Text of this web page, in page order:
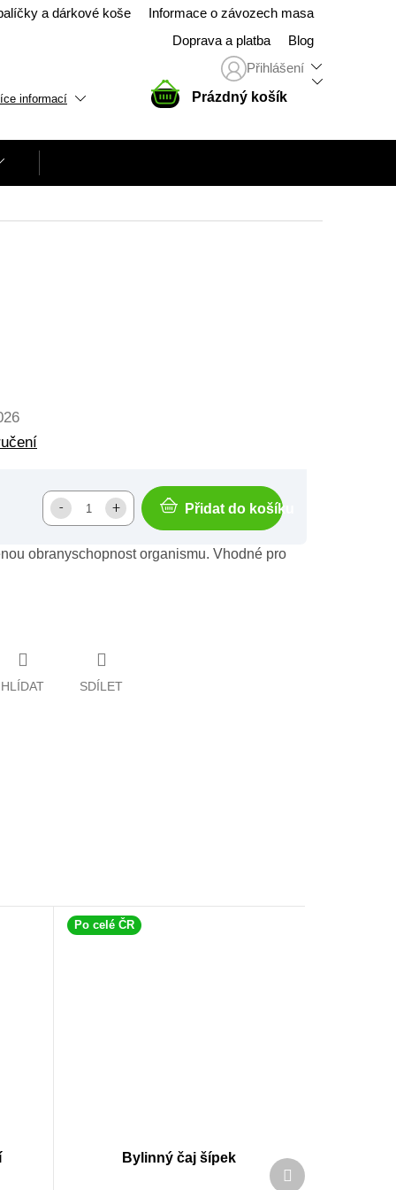
a dárkové koše
Informace o závozech masa
Doprava a platba
Blog
Přihlášení
informací
NÁKUPNÍ
KOŠÍK
Prázdný košík
Přidat do košíku
obranyschopnost organismu. Vhodné pro
HLÍDAT SDÍLET
Po celé ČR
Bylinný čaj šípek
Další
produkt